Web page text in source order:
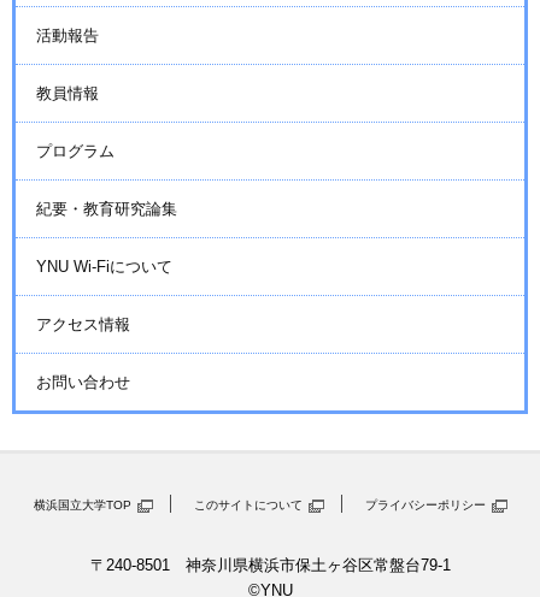
活動報告
教員情報
プログラム
紀要・教育研究論集
YNU Wi-Fiについて
アクセス情報
お問い合わせ
横浜国立大学TOP このサイトについて プライバシーポリシー
〒240-8501 神奈川県横浜市保土ヶ谷区常盤台79-1
©YNU